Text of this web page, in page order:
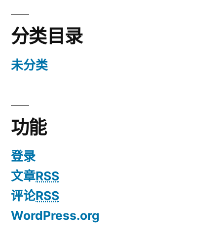
分类目录
未分类
功能
登录
文章RSS
评论RSS
WordPress.org